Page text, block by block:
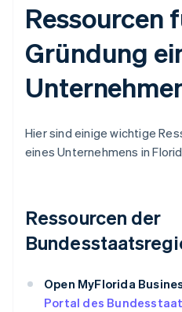
Ressourcen
Gründung
Hier sind einige wichtige
eines Unternehmens in
Ressourcen der
Open MyFlorida
Portal des